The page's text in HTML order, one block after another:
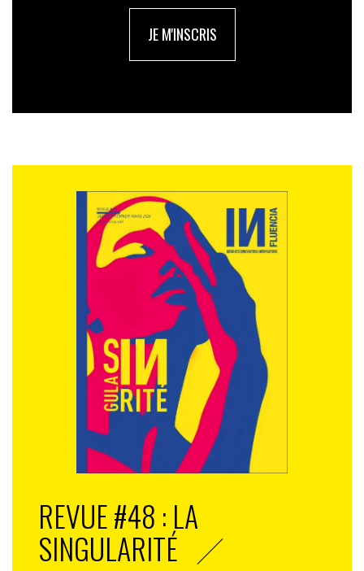
JE M'INSCRIS
REVUE #48 : LA
SINGULARITÉ